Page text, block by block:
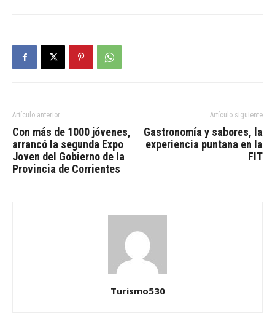
Artículo anterior
Con más de 1000 jóvenes,
arrancó la segunda Expo
Joven del Gobierno de la
Provincia de Corrientes
Artículo siguiente
Gastronomía y sabores, la
experiencia puntana en la
FIT
Turismo530